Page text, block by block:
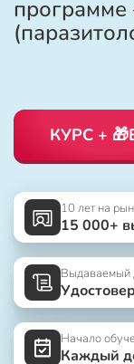
программе
КУРС +
10 лет на
15 000+
Выдаваемый
Начало
Каждый